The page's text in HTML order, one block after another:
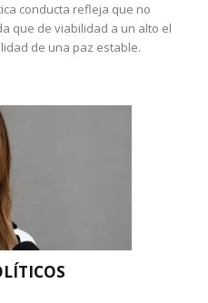
conducta refleja que no
que de viabilidad a un alto el
de una paz estable.